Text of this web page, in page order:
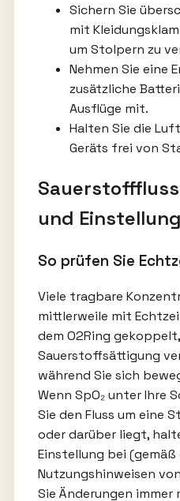
Sichern Sie
mit
um Stolpern zu
Nehmen Sie eine
zusätzliche
Ausflüge mit.
Halten Sie die
Geräts frei von
und
So prüfen Sie
Viele tragbare
mittlerweile mit
dem O2Ring
Sauerstoffsättigung
während Sie sich
Wenn SpO₂ unter Ihre
Sie den Fluss um eine
oder darüber liegt,
Einstellung bei (gemäß
Nutzungshinweisen
Sie Änderungen